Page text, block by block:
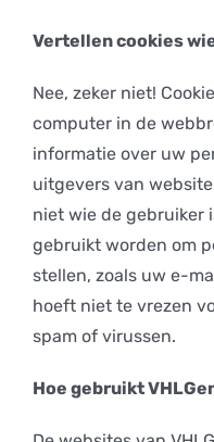
Vertellen cookies
Nee, zeker niet!
computer in de
informatie over uw
uitgevers van
niet wie de gebruiker
gebruikt worden om
stellen, zoals uw e-
hoeft niet te vrezen
spam of virussen.
Hoe gebruikt